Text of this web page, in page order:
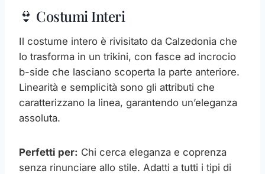
👙 Costumi Interi
Il costume intero è rivisitato da Calzedonia che
lo trasforma in un trikini, con fasce ad incrocio
b-side che lasciano scoperta la parte anteriore.
Linearità e semplicità sono gli attributi che
caratterizzano la linea, garantendo un’eleganza
assoluta.
Perfetti per: Chi cerca eleganza e coprenza
senza rinunciare allo stile. Adatti a tutti i tipi di